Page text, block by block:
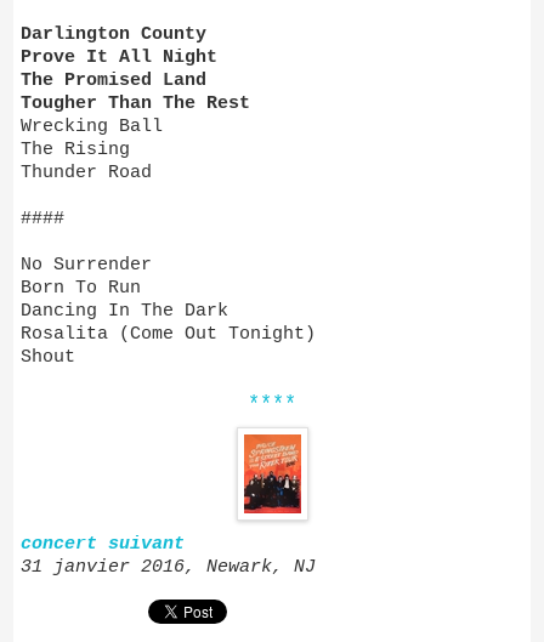
Darlington County
Prove It All Night
The Promised Land
Tougher Than The Rest
Wrecking Ball
The Rising
Thunder Road
####
No Surrender
Born To Run
Dancing In The Dark
Rosalita (Come Out Tonight)
Shout
****
concert suivant
31 janvier 2016, Newark, NJ